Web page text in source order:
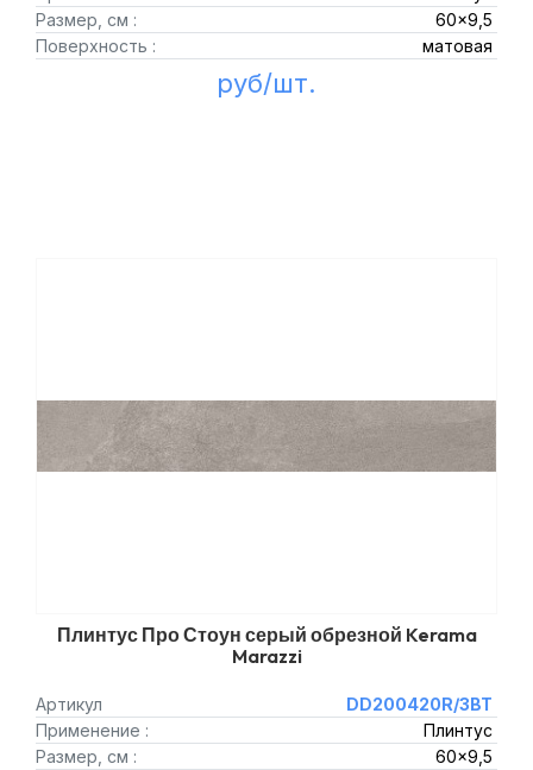
Размер, см :
60x9,5
Поверхность :
матовая
руб/шт.
Плинтус Про Стоун серый обрезной Kerama
Marazzi
Артикул
DD200420R/3BT
Применение :
Плинтус
Размер, см :
60x9,5